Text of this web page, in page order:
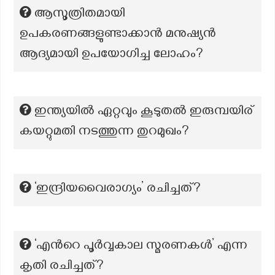
ആസൂത്രിതമായി
ഉപകരണങ്ങളുണ്ടാക്കാൻ മനുഷ്യൻ
ആദ്യമായി ഉപയോഗിച്ച ലോഹം?
ഇന്ത്യയിൽ ഏറ്റവും കൂടുതൽ ഇരുമ്പയിര്
കയറ്റുമതി നടത്തുന്ന തുറമുഖം?
‘ഇന്ദ്രിയവൈരാഗ്യം’ രചിച്ചത്?
‘എന്‍റെ പൂർവ്വകാല സ്മരണകൾ’ എന്ന
കൃതി രചിച്ചത്?